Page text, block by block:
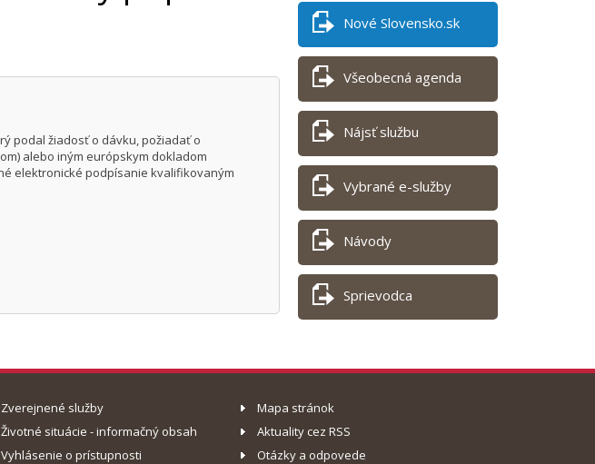
podal žiadosť o dávku, požiadať o
alebo iným európskym dokladom
elektronické podpísanie kvalifikovaným
Nové Slovensko.sk
Všeobecná agenda
Nájsť službu
Vybrané e-služby
Návody
Sprievodca
Zverejnené služby
Mapa stránok
Životné situácie - informačný obsah
Aktuality cez RSS
Vyhlásenie o prístupnosti
Otázky a odpovede